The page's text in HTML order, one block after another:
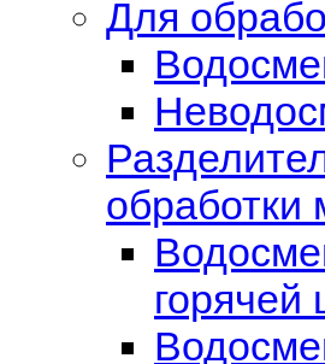
Для
обработки
горячей